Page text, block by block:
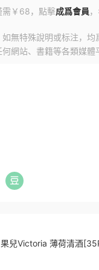
需￥68，點擊成爲會員
無特殊說明或标注，
網站、書籍等各類媒
兒Victoria 薄荷清酒